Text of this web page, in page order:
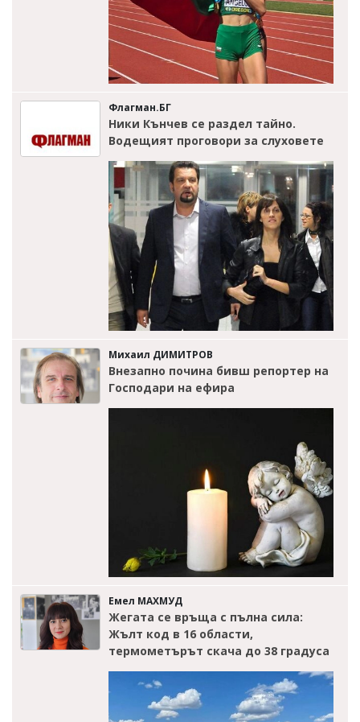
Флагман.БГ
Ники Кънчев се раздел тайно.
Водещият проговори за слуховете
Михаил ДИМИТРОВ
Внезапно почина бивш репортер на
Господари на ефира
Емел МАХМУД
Жегата се връща с пълна сила:
Жълт код в 16 области,
термометърът скача до 38 градуса